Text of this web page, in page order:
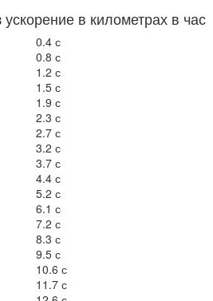
в километрах в час
0.4 с
0.8 с
1.2 с
1.5 с
1.9 с
2.3 с
2.7 с
3.2 с
3.7 с
4.4 с
5.2 с
6.1 с
7.2 с
8.3 с
9.5 с
10.6 с
11.7 с